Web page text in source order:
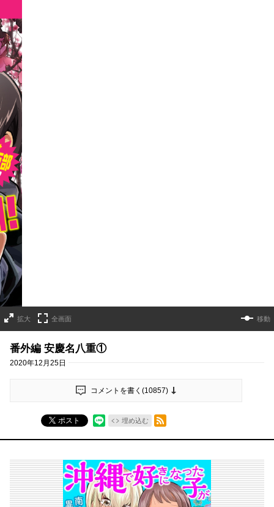
拡大 全画面 移動
番外編 安慶名八重①
2020年12月25日
コメントを書く(10857)
ポスト 埋め込む
RSSフィード